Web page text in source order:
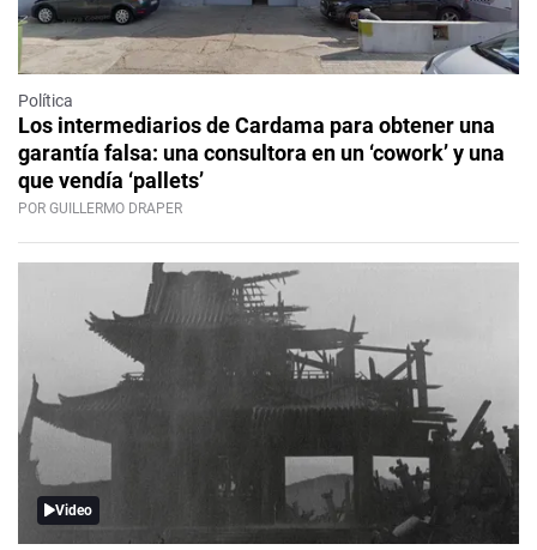
Política
Los intermediarios de Cardama para obtener una
garantía falsa: una consultora en un ‘cowork’ y una
que vendía ‘pallets’
POR GUILLERMO DRAPER
Video